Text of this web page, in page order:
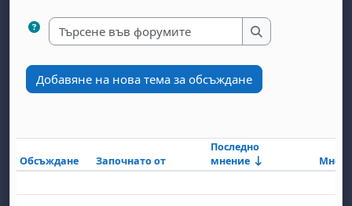
Търсене във
Търсене във
Добавяне на нова тема за обсъждане
Състояние
Обсъждане Започнато от
Последно
мнение